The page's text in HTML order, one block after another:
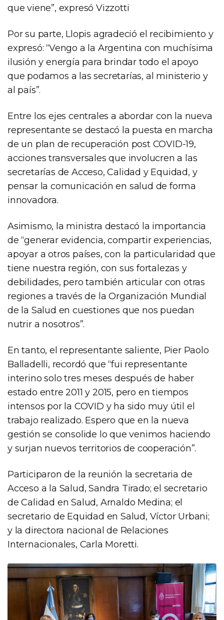
que viene”, expresó Vizzotti
Por su parte, Llopis agradeció el recibimiento y
expresó: “Vengo a la Argentina con muchísima
ilusión y energía para brindar todo el apoyo
que podamos a las secretarías, al ministerio y
al país”.
Entre los ejes centrales a abordar con la nueva
representante se destacó la puesta en marcha
de un plan de recuperación post COVID-19,
acciones transversales que involucren a las
secretarías de Acceso, Calidad y Equidad, y
pensar la comunicación en salud de forma
innovadora.
Asimismo, la ministra destacó la importancia
de “generar evidencia, compartir experiencias,
apoyar a otros países, con la particularidad que
tiene nuestra región, con sus fortalezas y
debilidades, pero también articular con otras
regiones a través de la Organización Mundial
de la Salud en cuestiones que nos puedan
nutrir a nosotros”.
En tanto, el representante saliente, Pier Paolo
Balladelli, recordó que “fui representante
interino solo tres meses después de haber
estado entre 2011 y 2015, pero en tiempos
intensos por la COVID y ha sido muy útil el
trabajo realizado. Espero que en la nueva
gestión se consolide lo que venimos haciendo
y surjan nuevos territorios de cooperación”.
Participaron de la reunión la secretaria de
Acceso a la Salud, Sandra Tirado; el secretario
de Calidad en Salud, Arnaldo Medina; el
secretario de Equidad en Salud, Víctor Urbani;
y la directora nacional de Relaciones
Internacionales, Carla Moretti.